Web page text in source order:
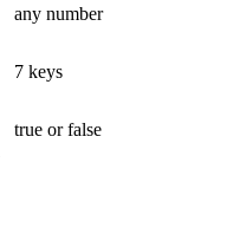
any number
7 keys
true or false